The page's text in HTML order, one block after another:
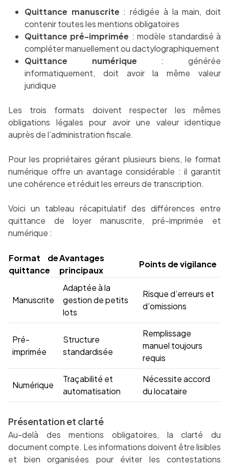
Quittance manuscrite : rédigée à la main, doit
contenir toutes les mentions obligatoires
Quittance pré-imprimée : modèle standardisé à
compléter manuellement ou dactylographiquement
Quittance numérique : générée
informatiquement, doit avoir la même valeur
juridique
Les trois formats doivent respecter les mêmes
obligations légales pour avoir une valeur identique
auprès de l’administration fiscale.
Pour les propriétaires gérant plusieurs biens, le format
numérique offre un avantage considérable : il garantit
une cohérence et réduit les erreurs de transcription.
Voici un tableau récapitulatif des différences entre
quittance de loyer manuscrite, pré-imprimée et
numérique :
Format de
quittance
Avantages
principaux
Points de vigilance
Manuscrite
Adaptée à la
gestion de petits
lots
Risque d’erreurs et
d’omissions
Pré-
imprimée
Structure
standardisée
Remplissage
manuel toujours
requis
Numérique
Traçabilité et
automatisation
Nécessite accord
du locataire
Présentation et clarté
Au-delà des mentions obligatoires, la clarté du
document compte. Les informations doivent être lisibles
et bien organisées pour éviter les contestations